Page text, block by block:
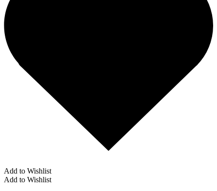
Add to Wishlist
Add to Wishlist